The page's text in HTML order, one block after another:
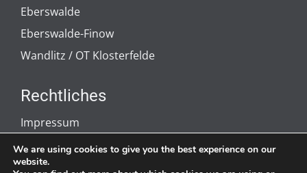
Eberswalde
Eberswalde-Finow
Wandlitz / OT Klosterfelde
Rechtliches
Impressum
Datenschutzerklärung
We are using cookies to give you the best experience on our
website.